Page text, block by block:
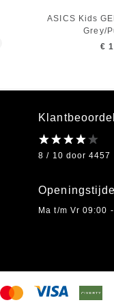
ASICS Kids
Grey/
€
8 / 10 door 4457
Ma t/m Vr 09:00